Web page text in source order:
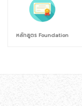
หลักสูตร Foundation